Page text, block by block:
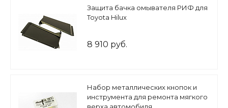
Защита бачка омывателя РИФ для
Toyota Hilux
8 910 руб.
Набор металлических кнопок и
инструмента для ремонта мягкого
верха автомобиля